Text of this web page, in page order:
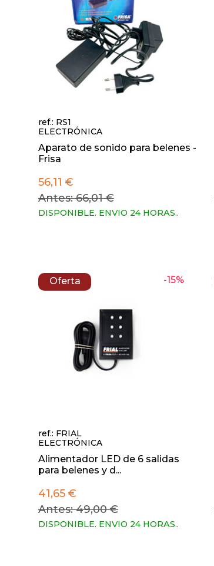
ref.: RS1
ELECTRÓNICA
Aparato de sonido para belenes -
Frisa
56,11 €
Antes: 66,01 €
DISPONIBLE. ENVIO 24 HORAS..
-15%
Oferta
ref.: FRIAL
ELECTRÓNICA
Alimentador LED de 6 salidas
para belenes y d...
41,65 €
Antes: 49,00 €
DISPONIBLE. ENVIO 24 HORAS..